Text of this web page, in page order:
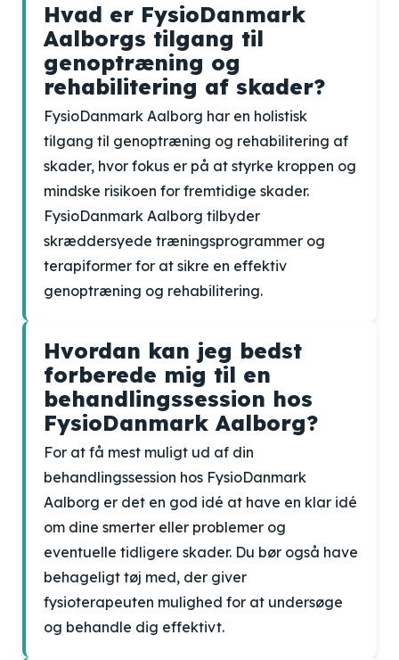
Hvad er FysioDanmark
Aalborgs tilgang til
genoptræning og
rehabilitering af skader?
FysioDanmark Aalborg har en holistisk
tilgang til genoptræning og rehabilitering af
skader, hvor fokus er på at styrke kroppen og
mindske risikoen for fremtidige skader.
FysioDanmark Aalborg tilbyder
skræddersyede træningsprogrammer og
terapiformer for at sikre en effektiv
genoptræning og rehabilitering.
Hvordan kan jeg bedst
forberede mig til en
behandlingssession hos
FysioDanmark Aalborg?
For at få mest muligt ud af din
behandlingssession hos FysioDanmark
Aalborg er det en god idé at have en klar idé
om dine smerter eller problemer og
eventuelle tidligere skader. Du bør også have
behageligt tøj med, der giver
fysioterapeuten mulighed for at undersøge
og behandle dig effektivt.